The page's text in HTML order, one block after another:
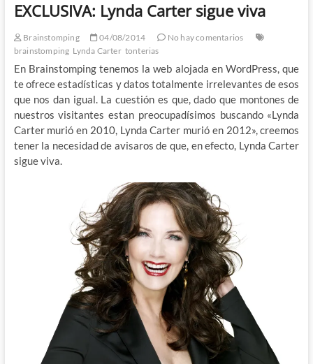
EXCLUSIVA: Lynda Carter sigue viva
Brainstomping 04/08/2014
No hay comentarios
brainstomping Lynda Carter tonterias
En Brainstomping tenemos la web alojada en WordPress, que
te ofrece estadísticas y datos totalmente irrelevantes de esos
que nos dan igual. La cuestión es que, dado que montones de
nuestros visitantes estan preocupadísimos buscando «Lynda
Carter murió en 2010, Lynda Carter murió en 2012», creemos
tener la necesidad de avisaros de que, en efecto, Lynda Carter
sigue viva.